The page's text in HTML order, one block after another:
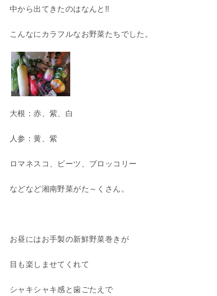
中から出てきたのはなんと!!
こんなにカラフルなお野菜たちでした。
大根：赤、紫、白
人参：黄、紫
ロマネスコ、ビーツ、ブロッコリー
などなど湘南野菜がた～くさん。
お昼にはお手製の新鮮野菜巻きが
目も楽しませてくれて
シャキシャキ感と歯ごたえで